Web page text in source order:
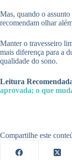
Mas, quando o
recomendam olhar
Manter o travesseiro
mais diferença para a
qualidade do sono.
Leitura
aprovada; o que
Compartilhe este